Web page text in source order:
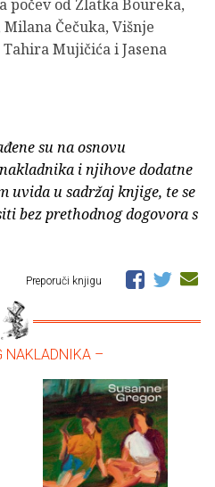
od Zlatka Boureka,
Čečuka, Višnje
Mujičića i Jasena
su na osnovu
i njihove dodatne
uvida u sadržaj knjige, te se
bez prethodnog dogovora s
Preporuči knjigu
NAKLADNIKA –